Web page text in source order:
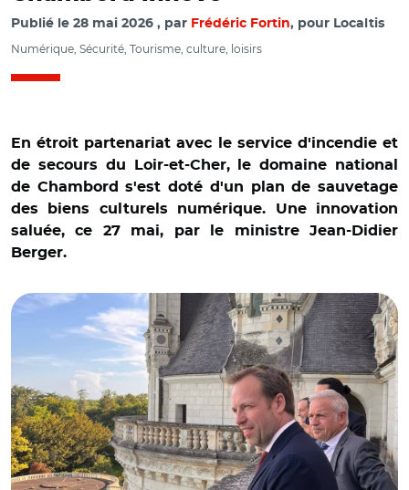
Publié le 28 mai 2026 par Frédéric Fortin, pour Localtis
Numérique, Sécurité, Tourisme, culture, loisirs
En étroit partenariat avec le service d'incendie et
de secours du Loir-et-Cher, le domaine national
de Chambord s'est doté d'un plan de sauvetage
des biens culturels numérique. Une innovation
saluée, ce 27 mai, par le ministre Jean-Didier
Berger.
© @Christophe Marion / Jean-Didier Berger et Pierre